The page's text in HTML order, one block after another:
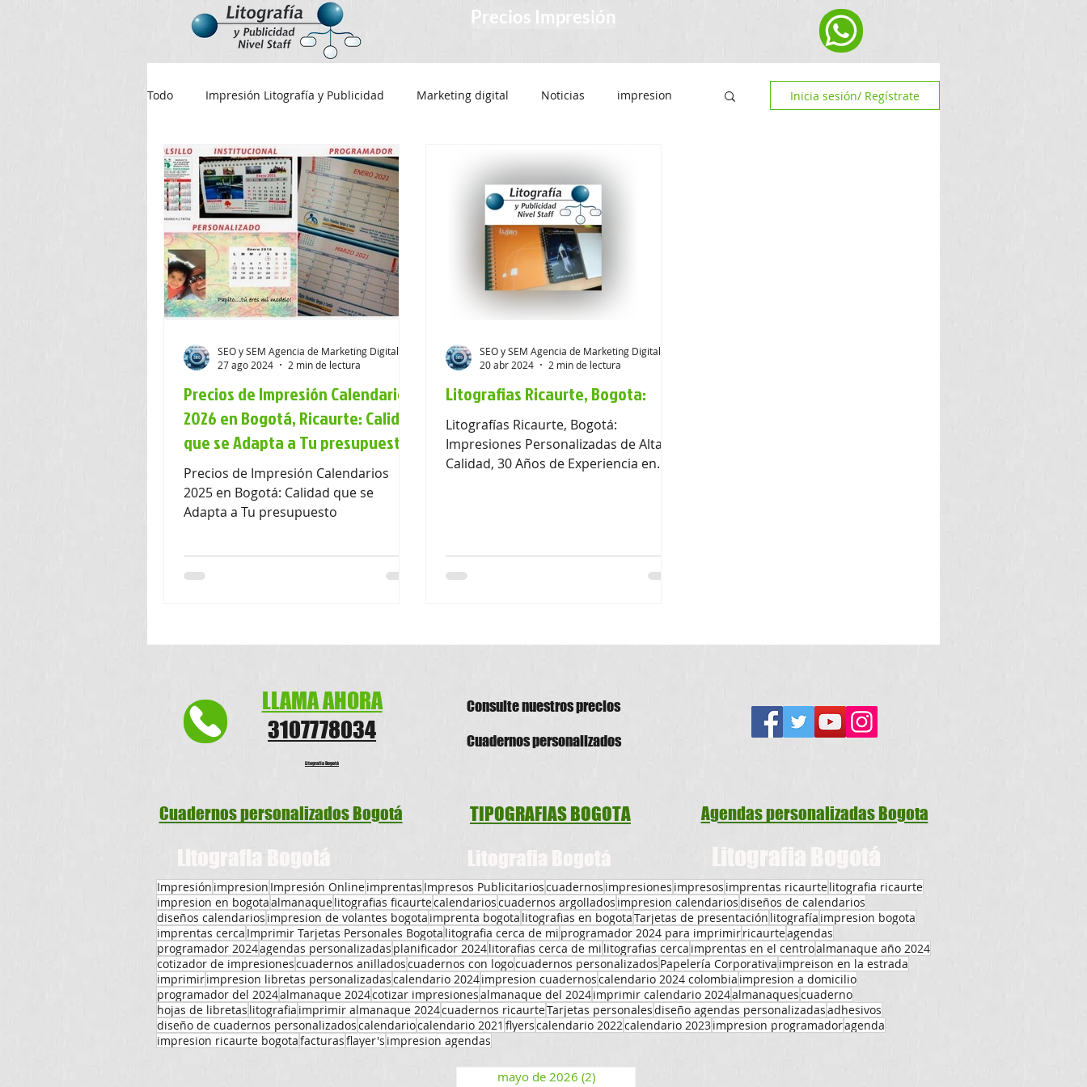
Todo Impresión Litografía y Publicidad Marketing digital Noticias impresion
Cuadernos Valor de cuadernos
Hojas Litografías en Bogotá Libretas personalizadas Calendario 2024
imprimir calendario 2024 Tarjetas personales Imprimir tarjetas personales
impresiones Ricaurte SEO SEM Posicionamiento en buscadores
programador 2024 planificador 2024 Calendario 2025
Factoa Facturación Electrónica Factura electrónica
Inicia sesión/ Regístrate
Precios de Impresión Calendarios
2026 en Bogotá, Ricaurte: Calidad
que se Adapta a Tu presupuesto
Precios de Impresión Calendarios
2025 en Bogotá: Calidad que se
Adapta a Tu presupuesto
27 ago 2024
2 min de lectura
Litografias Ricaurte, Bogota:
Litografías Ricaurte, Bogotá:
Impresiones Personalizadas de Alta
Calidad, 30 Años de Experiencia en
20 abr 2024
2 min de lectura
Precios Impresión
LLAMA AHORA
3107778034
Litografia Bogotá
Cuadernos personalizados Bogotá
Litografia Bogotá
Consulte nuestros precios
Cuadernos personalizados
TIPOGRAFIAS BOGOTA
Litografia Bogotá
Agendas personalizadas Bogota
Litografia Bogotá
Impresión impresion Impresión Onlineimprentas Impresos Publicitarioscuadernos impresiones impresos imprentas ricaurtelitografia ricaurte
impresion en bogotaalmanaquelitografias ficaurtecalendarioscuadernos argollados impresion calendariosdiseños de calendarios
diseños calendarios impresion de volantes bogota imprenta bogota litografias en bogotaTarjetas de presentación litografía impresion bogota
imprentas cerca Imprimir Tarjetas Personales Bogota litografia cerca de mi programador 2024 para imprimirricaurteagendas
programador 2024agendas personalizadas planificador 2024litorafias cerca de mi litografias cerca imprentas en el centroalmanaque año 2024
cotizador de impresionescuadernos anilladoscuadernos con logocuadernos personalizados Papelería Corporativa impreison en la estrada
imprimirimpresion libretas personalizadascalendario 2024impresion cuadernoscalendario 2024 colombia impresion a domicilio
programador del 2024almanaque 2024cotizar impresionesalmanaque del 2024imprimir calendario 2024almanaquescuaderno
hojas de libretas litografia imprimir almanaque 2024cuadernos ricaurteTarjetas personalesdiseño agendas personalizadasadhesivos
diseño de cuadernos personalizadoscalendariocalendario 2021 flyerscalendario 2022calendario 2023impresion programadoragenda
impresion ricaurte bogotafacturasflayer's impresion agendas
mayo de 2026 (2)2 entradas